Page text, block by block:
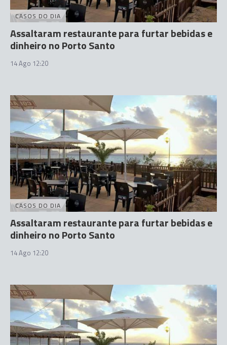
CASOS DO DIA
Assaltaram restaurante para furtar bebidas e
dinheiro no Porto Santo
14 Ago 12:20
CASOS DO DIA
Assaltaram restaurante para furtar bebidas e
dinheiro no Porto Santo
14 Ago 12:20